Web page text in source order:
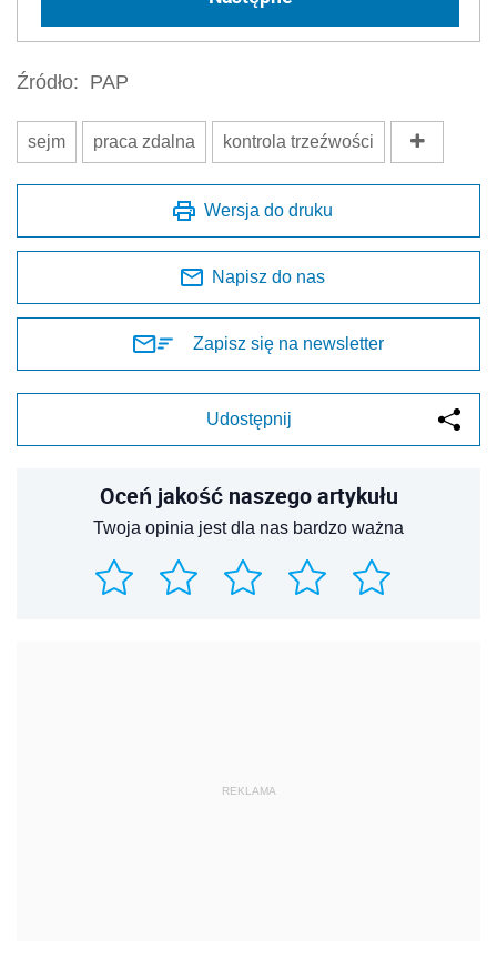
Źródło: PAP
sejm praca zdalna kontrola trzeźwości
Wersja do druku
Napisz do nas
Zapisz się na newsletter
Udostępnij
Oceń jakość naszego artykułu
Twoja opinia jest dla nas bardzo ważna
REKLAMA